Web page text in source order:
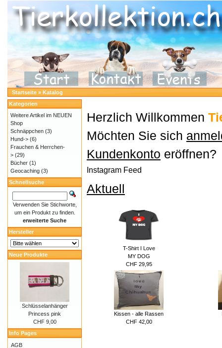
Startseite » Katalog
Herzlich Willkommen
Möchten Sie sich
Kundenkonto eröffnen?
Instagram Feed
Aktuell
T-Shirt I Love
MY DOG
CHF 29,95
Kissen - alle Rassen
CHF 42,00
Kategorien
Weitere Artikel im NEUEN
Shop
Schnäppchen (3)
Hund-> (6)
Frauchen & Herrchen-
> (29)
Bücher (1)
Geocaching (3)
Schnellsuche
Verwenden Sie Stichworte,
um ein Produkt zu finden.
erweiterte Suche
Hersteller
Neue Produkte
Schlüsselanhänger
Princess pink
CHF 9,00
Info Pages
AGB